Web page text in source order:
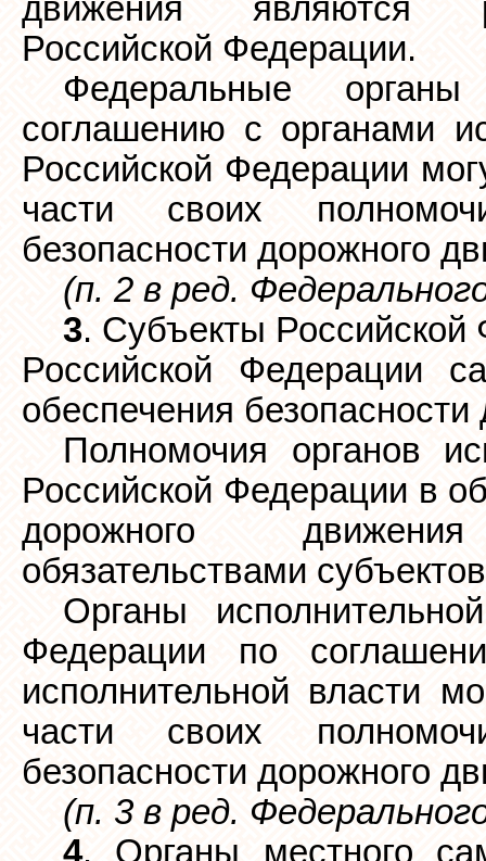
движения являются
Российской Федерации.
Федеральные
соглашению с органами
Российской Федерации
части своих
безопасности дорожного
(п. 2 в ред.
3. Субъекты Российской
Российской Федерации
обеспечения
Полномочия органов
Российской Федерации в
дорожного
обязательствами
Органы
Федерации по
исполнительной власти
части своих
безопасности дорожного
(п. 3 в ред.
4. Органы местного